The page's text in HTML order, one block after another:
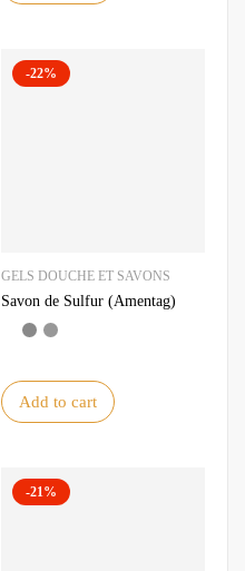
-22%
GELS DOUCHE ET SAVONS
Savon de Sulfur (Amentag)
Add to cart
-21%